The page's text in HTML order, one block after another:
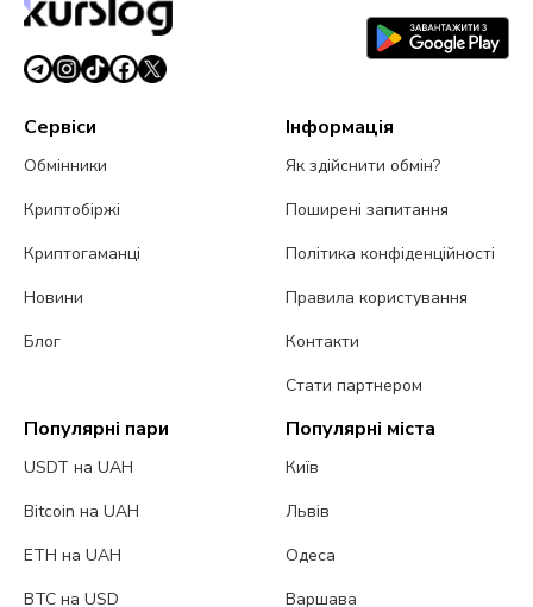
Сервіси
Обмінники
Криптобіржі
Криптогаманці
Новини
Блог
Інформація
Як здійснити обмін?
Поширені запитання
Політика конфіденційності
Правила користування
Контакти
Стати партнером
Популярні пари
USDT на UAH
Bitcoin на UAH
ETH на UAH
BTC на USD
Популярні міста
Київ
Львів
Одеса
Варшава